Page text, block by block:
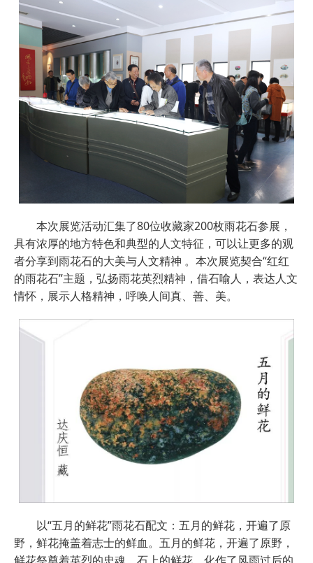
本次展览活动汇集了80位收藏家200枚雨花石参展，
具有浓厚的地方特色和典型的人文特征，可以让更多的观
者分享到雨花石的大美与人文精神 。本次展览契合“红红
的雨花石”主题，弘扬雨花英烈精神，借石喻人，表达人文
情怀，展示人格精神，呼唤人间真、善、美。
以“五月的鲜花”雨花石配文：五月的鲜花，开遍了原
野，鲜花掩盖着志士的鲜血。五月的鲜花，开遍了原野，